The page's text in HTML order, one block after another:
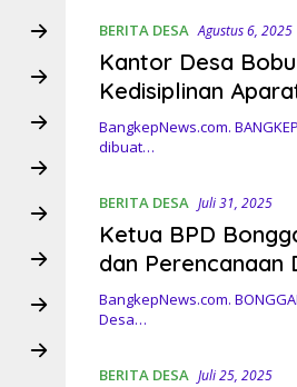
BERITA DESA Agustus 6, 2025
Kantor Desa
Kedisiplinan
BangkepNews.com.
dibuat…
BERITA DESA Juli 31, 2025
Ketua BPD
dan Perencanaan
BangkepNews.com.
Desa…
BERITA DESA Juli 25, 2025